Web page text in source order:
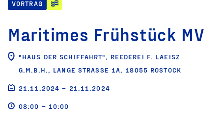
VORTRAG
Maritimes Frühstück MV
"HAUS DER SCHIFFAHRT", REEDEREI F. LAEISZ
G.M.B.H., LANGE STRASSE 1A, 18055 ROSTOCK
21.11.2024 – 21.11.2024
08:00 – 10:00